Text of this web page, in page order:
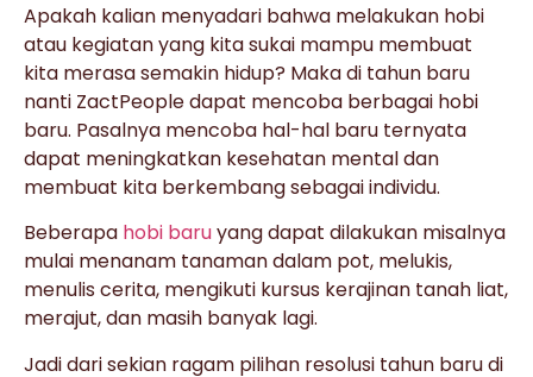
Apakah kalian menyadari bahwa melakukan hobi
atau kegiatan yang kita sukai mampu membuat
kita merasa semakin hidup? Maka di tahun baru
nanti ZactPeople dapat mencoba berbagai hobi
baru. Pasalnya mencoba hal-hal baru ternyata
dapat meningkatkan kesehatan mental dan
membuat kita berkembang sebagai individu.
Beberapa hobi baruyang dapat dilakukan misalnya
mulai menanam tanaman dalam pot, melukis,
menulis cerita, mengikuti kursus kerajinan tanah liat,
merajut, dan masih banyak lagi.
Jadi dari sekian ragam pilihan resolusi tahun baru di